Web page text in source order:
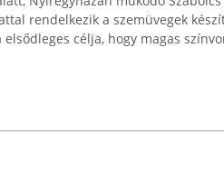
rendelkezik a szemüvegek
célja, hogy magas